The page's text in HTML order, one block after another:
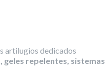
artilugios dedicados
geles repelentes, sistemas